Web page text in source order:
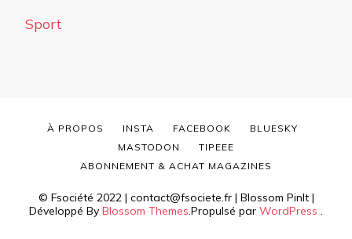
Sport
© Fsociété 2022 | contact@fsociete.fr | Blossom PinIt |
Développé By Blossom Themes.Propulsé par WordPress .
À PROPOS INSTA FACEBOOK
BLUESKY
MASTODON
TIPEEE
ABONNEMENT & ACHAT MAGAZINES